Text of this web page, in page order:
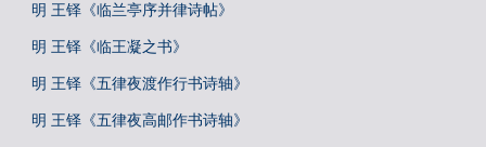
明 王铎《临兰亭序并律诗帖》
明 王铎《临王凝之书》
明 王铎《五律夜渡作行书诗轴》
明 王铎《五律夜高邮作书诗轴》